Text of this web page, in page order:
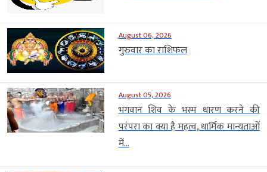
August 06, 2026
गुरुवार का राशिफल
August 05, 2026
भगवान शिव के भस्म धारण करने की
परंपरा का क्या है महत्व, धार्मिक मान्यताओं
में...